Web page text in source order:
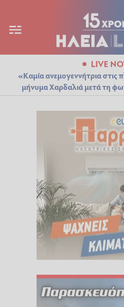
LIVE
«Καμία ανεμογεννήτρια στις
μήνυμα Χαρδαλιά μετά τη